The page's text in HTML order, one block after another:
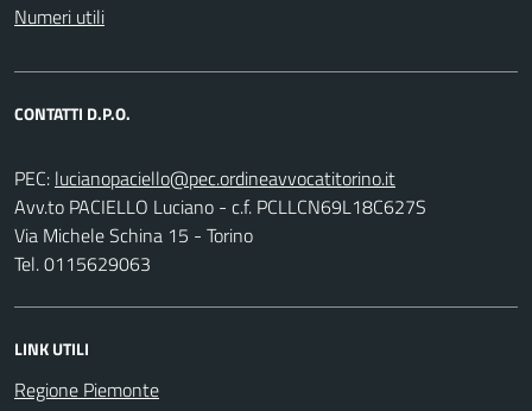
Numeri utili
CONTATTI D.P.O.
PEC:
Avv.to PACIELLO Luciano - c.f. PCLLCN69L18C627S
Via Michele Schina 15 - Torino
Tel. 0115629063
LINK UTILI
Regione Piemonte